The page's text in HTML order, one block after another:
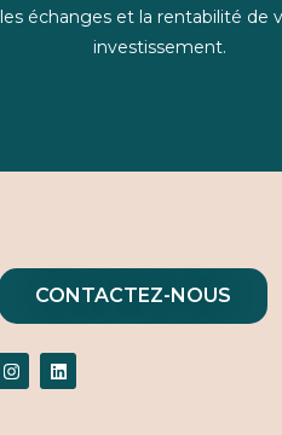
les échanges et la rentabilité de
investissement.
CONTACTEZ-NOUS